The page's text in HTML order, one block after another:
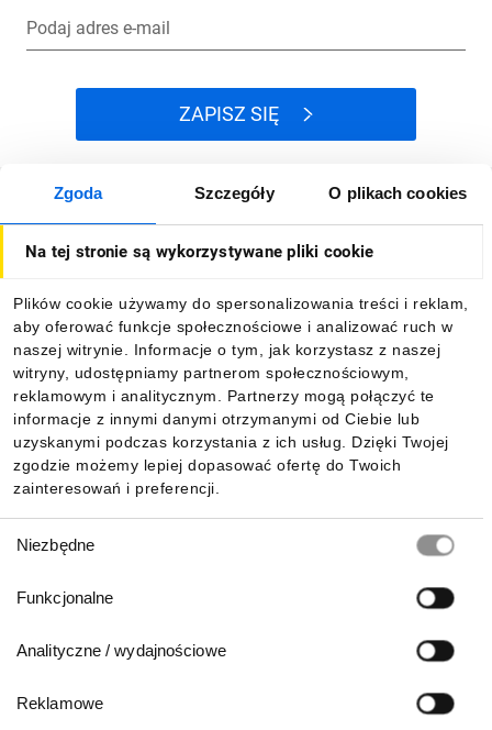
Zgoda Szczegóły O plikach cookies
Na tej stronie są wykorzystywane pliki cookie
Plików cookie używamy do spersonalizowania treści i reklam,
aby oferować funkcje społecznościowe i analizować ruch w
naszej witrynie. Informacje o tym, jak korzystasz z naszej
witryny, udostępniamy partnerom społecznościowym,
reklamowym i analitycznym. Partnerzy mogą połączyć te
informacje z innymi danymi otrzymanymi od Ciebie lub
uzyskanymi podczas korzystania z ich usług. Dzięki Twojej
zgodzie możemy lepiej dopasować ofertę do Twoich
zainteresowań i preferencji.
zgody
Niezbędne
Funkcjonalne
Analityczne / wydajnościowe
Reklamowe
Podaj adres e-mail
ZAPISZ SIĘ
Dla kupujących
Informacje
Pobierz naszą aplikację mobilną: